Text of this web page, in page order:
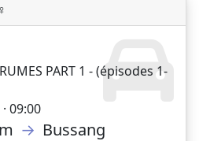
PART 1 - (épisodes 1-
09:00
→ Bussang